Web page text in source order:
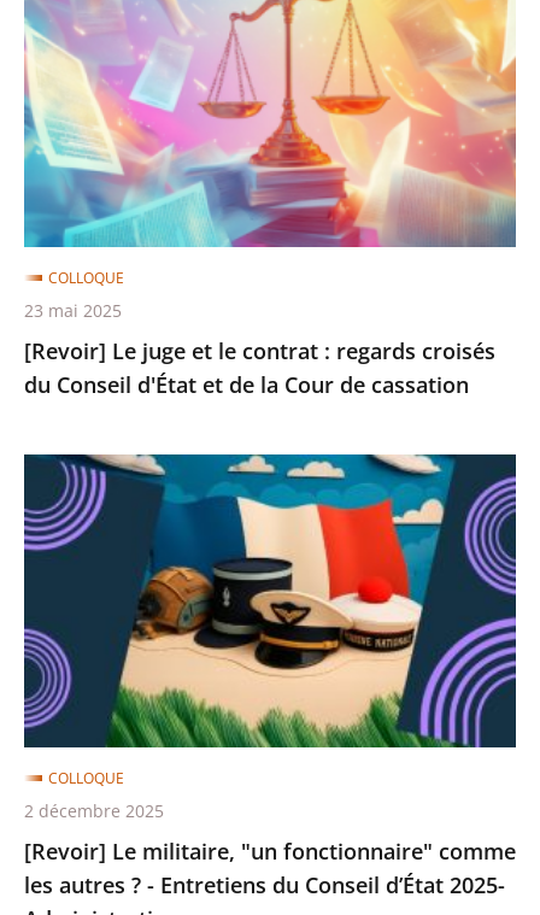
juge
et
le
contrat
:
regards
croisés
du
Conseil
d'État
et
de
Cour
cassation
[Revoir] Le juge et le contrat : regards croisés
du Conseil d'État et de la Cour de cassation
COLLOQUE
23 mai 2025
[Revoir]
Le
militaire,
fonctionnaire"
comme
les
autres
?
-
Entretiens
du
Conseil
d’État
[Revoir] Le militaire, "un fonctionnaire" comme
les autres ? - Entretiens du Conseil d’État 2025-
COLLOQUE
2 décembre 2025